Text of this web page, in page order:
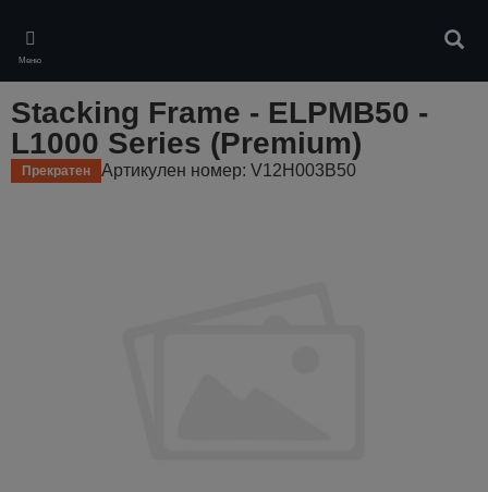
main
content
Меню
Stacking Frame - ELPMB50 -
L1000 Series (Premium)
Прекратен Артикулен номер: V12H003B50